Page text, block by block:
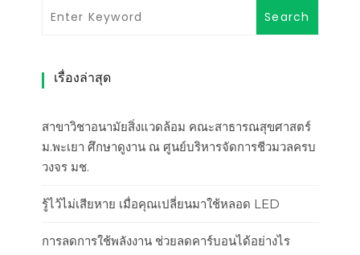
เรื่องล่าสุด
สาขาวิชาอนามัยสิ่งแวดล้อม คณะสาธารณสุขศาสตร์
ม.พะเยา ศึกษาดูงาน ณ ศูนย์บริหารจัดการชีวมวลครบ
วงจร มช.
รู้ไว้ไม่เสียหาย เมื่อคุณเปลี่ยนมาใช้หลอด LED
การลดการใช้พลังงาน ช่วยลดคาร์บอนได้อย่างไร